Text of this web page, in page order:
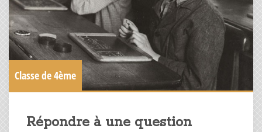
Classe de 4ème
Répondre à une question